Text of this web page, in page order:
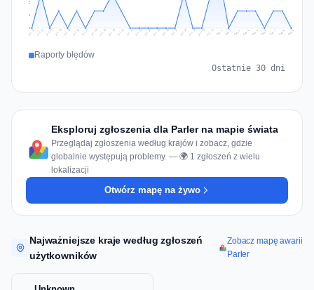
1
2
Jul 11 Jul 12 Jul 13 Jul 14 Jul 15 Jul 16 Jul 17 Jul 18 Jul 19 Jul 20 Jul 21 Jul 22 Jul 23 Jul 24 Jul 25 Jul 26 Jul 27 Jul 28 Jul 29 Jul 30 Jul 31 Aug 1 Aug 2 Aug 3 Aug 4 Aug 5 Aug 6 Aug 7 Aug 8 Aug 9
Raporty błędów
Ostatnie 30 dni
Eksploruj zgłoszenia dla Parler na mapie świata
Przeglądaj zgłoszenia według krajów i zobacz, gdzie
globalnie występują problemy. — 🌍 1 zgłoszeń z wielu
lokalizacji
Otwórz mapę na żywo
Najważniejsze kraje według zgłoszeń
użytkowników
Zobacz mapę awarii
Parler